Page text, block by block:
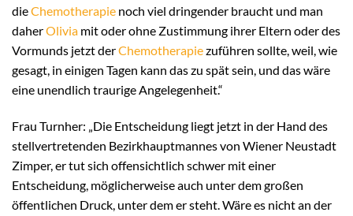
dieChemotherapie noch viel dringender braucht und man
daherOlivia mit oder ohne Zustimmung ihrer Eltern oder des
Vormunds jetzt derChemotherapiezuführen sollte, weil, wie
gesagt, in einigen Tagen kann das zu spät sein, und das wäre
eine unendlich traurige Angelegenheit.“
Frau Turnher: „Die Entscheidung liegt jetzt in der Hand des
stellvertretenden Bezirkhauptmannes von Wiener Neustadt
Zimper, er tut sich offensichtlich schwer mit einer
Entscheidung, möglicherweise auch unter dem großen
öffentlichen Druck, unter dem er steht. Wäre es nicht an der